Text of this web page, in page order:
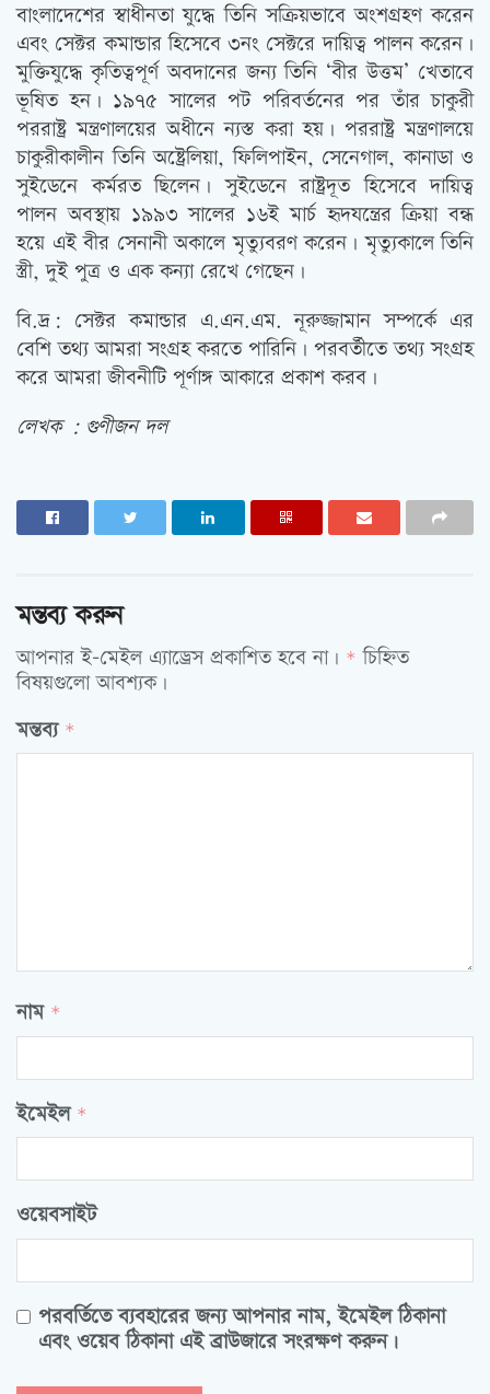
বাংলাদেশের স্বাধীনতা যুদ্ধে তিনি সক্রিয়ভাবে অংশগ্রহণ করেন
এবং সেক্টর কমান্ডার হিসেবে ৩নং সেক্টরে দায়িত্ব পালন করেন।
মুক্তিযুদ্ধে কৃতিত্বপূর্ণ অবদানের জন্য তিনি ‘বীর উত্তম’ খেতাবে
ভূষিত হন। ১৯৭৫ সালের পট পরিবর্তনের পর তাঁর চাকুরী
পররাষ্ট্র মন্ত্রণালয়ের অধীনে ন্যস্ত করা হয়। পররাষ্ট্র মন্ত্রণালয়ে
চাকুরীকালীন তিনি অষ্ট্রেলিয়া, ফিলিপাইন, সেনেগাল, কানাডা ও
সুইডেনে কর্মরত ছিলেন। সুইডেনে রাষ্ট্রদূত হিসেবে দায়িত্ব
পালন অবস্থায় ১৯৯৩ সালের ১৬ই মার্চ হৃদযন্ত্রের ক্রিয়া বন্ধ
হয়ে এই বীর সেনানী অকালে মৃত্যুবরণ করেন। মৃত্যুকালে তিনি
স্ত্রী, দুই পুত্র ও এক কন্যা রেখে গেছেন।
বি.দ্র: সেক্টর কমান্ডার এ.এন.এম. নূরুজ্জামান সম্পর্কে এর
বেশি তথ্য আমরা সংগ্রহ করতে পারিনি। পরবর্তীতে তথ্য সংগ্রহ
করে আমরা জীবনীটি পূর্ণাঙ্গ আকারে প্রকাশ করব।
লেখক : গুণীজন দল
মন্তব্য করুন
আপনার ই-মেইল এ্যাড্রেস প্রকাশিত হবে না। * চিহ্নিত
বিষয়গুলো আবশ্যক।
মন্তব্য *
নাম *
ইমেইল *
ওয়েবসাইট
পরবর্তিতে ব্যবহারের জন্য আপনার নাম, ইমেইল ঠিকানা
এবং ওয়েব ঠিকানা এই ব্রাউজারে সংরক্ষণ করুন।